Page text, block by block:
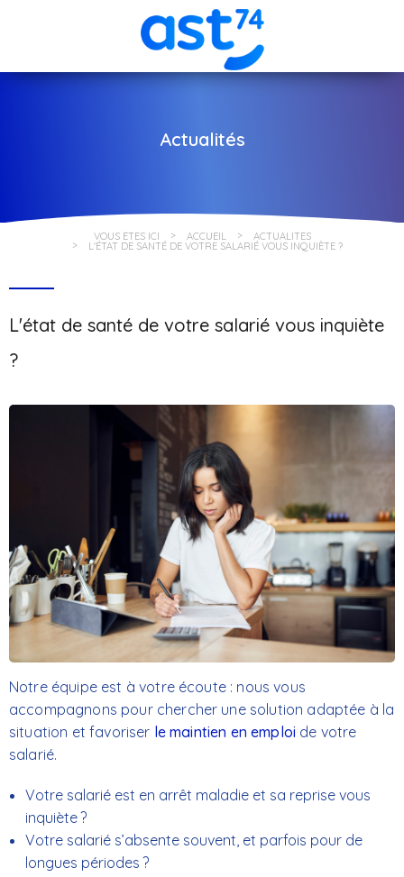
Actualités
VOUS ÊTES ICI ACCUEIL ACTUALITÉS
L'ÉTAT DE SANTÉ DE VOTRE SALARIÉ VOUS INQUIÈTE ?
L'état de santé de votre salarié vous inquiète
?
Notre équipe est à votre écoute : nous vous
accompagnons pour chercher une solution adaptée à la
situation et favoriser le maintien en emploi de votre
salarié.
Votre salarié est en arrêt maladie et sa reprise vous
inquiète ?
Votre salarié s’absente souvent, et parfois pour de
longues périodes ?